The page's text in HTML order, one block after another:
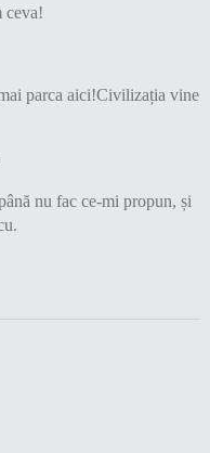
ceva!
parca aici!Civilizația vine
nu fac ce-mi propun, și